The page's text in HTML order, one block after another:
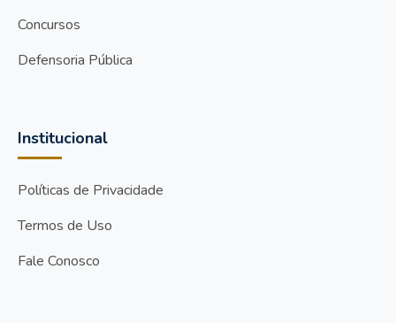
Concursos
Defensoria Pública
Institucional
Políticas de Privacidade
Termos de Uso
Fale Conosco